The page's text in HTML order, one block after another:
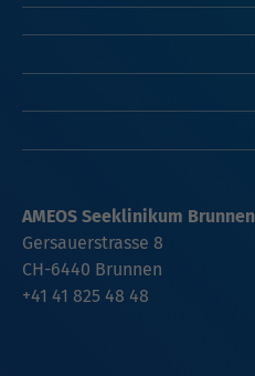
AMEOS Seeklinikum Brunnen
Gersauerstrasse 8
CH-6440 Brunnen
+41 41 825 48 48